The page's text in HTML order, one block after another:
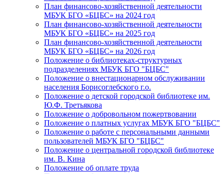
План финансово-хозяйственной деятельности
МБУК БГО «БЦБС» на 2024 год
План финансово-хозяйственной деятельности
МБУК БГО «БЦБС» на 2025 год
План финансово-хозяйственной деятельности
МБУК БГО «БЦБС» на 2026 год
Положение о библиотеках-структурных
подразделениях МБУК БГО "БЦБС"
Положение о внестационарном обслуживании
населения Борисоглебского г.о.
Положение о детской городской библиотеке им.
Ю.Ф. Третьякова
Положение о добровольном пожертвовании
Положение о платных услугах МБУК БГО "БЦБС"
Положение о работе с персональными данными
пользователей МБУК БГО "БЦБС"
Положение о центральной городской библиотеке
им. В. Кина
Положение об оплате труда